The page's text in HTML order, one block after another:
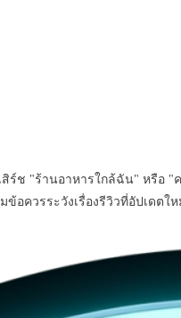
าเสิร์ช "ร้านอาหารใกล้ฉัน"
อควรระวังเรื่องรีวิวที่อัปเดตให